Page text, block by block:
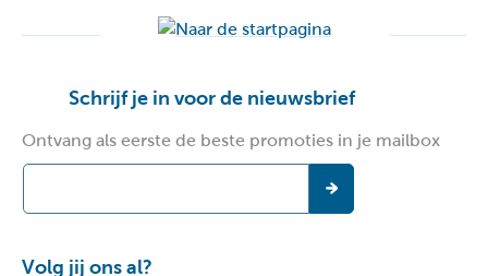
Schrijf je in voor de nieuwsbrief
Ontvang als eerste de beste promoties in je mailbox
Volg jij ons al?